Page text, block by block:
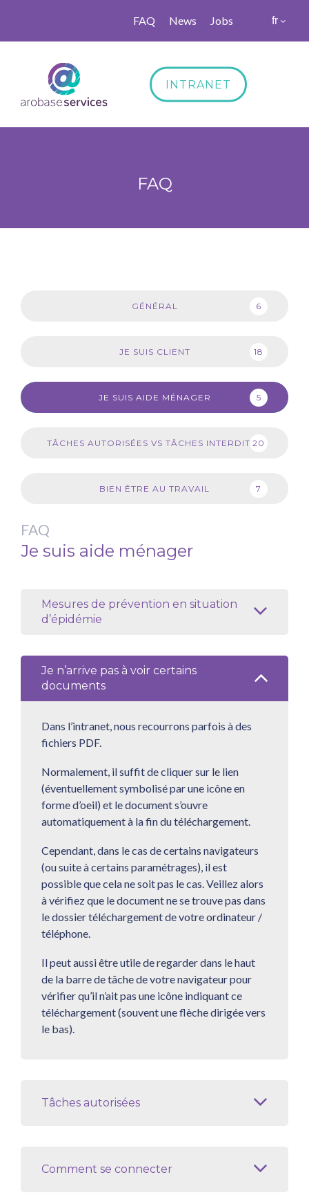
FAQ News Jobs fr
INTRANET
FAQ
GÉNÉRAL 6
JE SUIS CLIENT 18
JE SUIS AIDE MÉNAGER 5
TÂCHES AUTORISÉES VS TÂCHES INTERDITES
20
BIEN ÊTRE AU TRAVAIL 7
FAQ
Je suis aide ménager
Mesures de prévention en situation
d’épidémie
Consignes hygiène A-M
Vidéo de présentation
Je n’arrive pas à voir certains
documents
Dans l’intranet, nous recourrons parfois à des
fichiers PDF.
Normalement, il suffit de cliquer sur le lien
(éventuellement symbolisé par une icône en
forme d’oeil) et le document s’ouvre
automatiquement à la fin du téléchargement.
Cependant, dans le cas de certains navigateurs
(ou suite à certains paramétrages), il est
possible que cela ne soit pas le cas. Veillez alors
à vérifiez que le document ne se trouve pas dans
le dossier téléchargement de votre ordinateur /
téléphone.
Il peut aussi être utile de regarder dans le haut
de la barre de tâche de votre navigateur pour
vérifier qu’il n’ait pas une icône indiquant ce
téléchargement (souvent une flèche dirigée vers
le bas).
Tâches autorisées
Comment se connecter